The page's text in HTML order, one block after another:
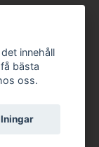
innehåll
bästa
oss.